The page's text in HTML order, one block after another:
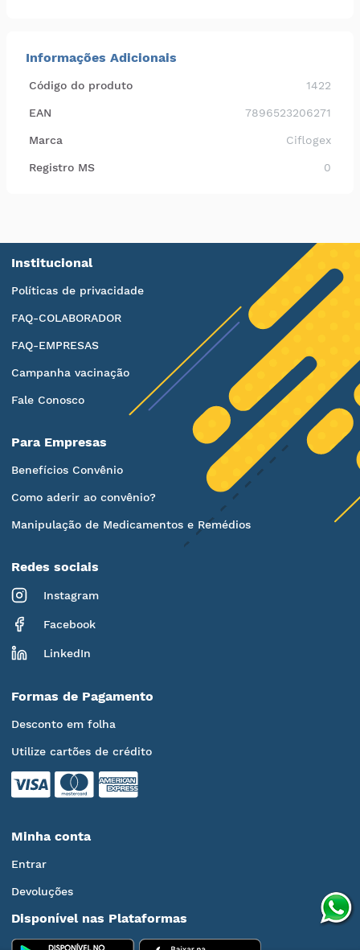
Informações Adicionais
Código do produto 1422
EAN 7896523206271
Marca Ciflogex
Registro MS 0
Institucional
Políticas de privacidade
FAQ-COLABORADOR
FAQ-EMPRESAS
Campanha vacinação
Fale Conosco
Para Empresas
Benefícios Convênio
Como aderir ao convênio?
Manipulação de Medicamentos e Remédios
Redes sociais
Instagram
Facebook
LinkedIn
Formas de Pagamento
Desconto em folha
Utilize cartões de crédito
Minha conta
Entrar
Devoluções
Disponível nas Plataformas